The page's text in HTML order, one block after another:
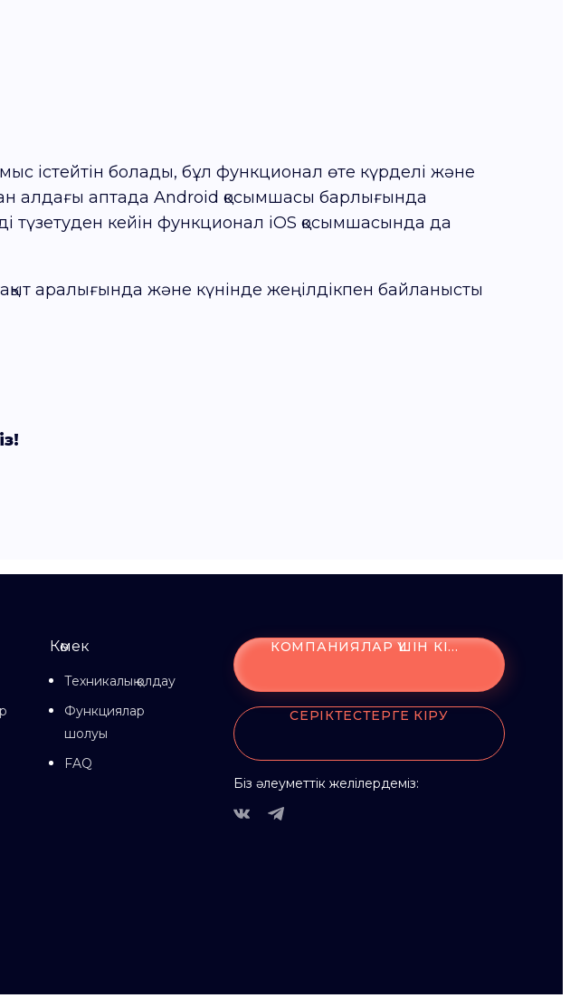
істейтін болады, бұл функционал өте күрделі және
алдағы аптада Android қосымшасы барлығында
түзетуден кейін функционал iOS қосымшасында да
аралығында және күнінде жеңілдікпен байланысты
Көмек
Техникалық қолдау
Функциялар
шолуы
FAQ
КОМПАНИЯЛАР ҮШІН КІРУ
СЕРІКТЕСТЕРГЕ КІРУ
Біз әлеуметтік желілердеміз: